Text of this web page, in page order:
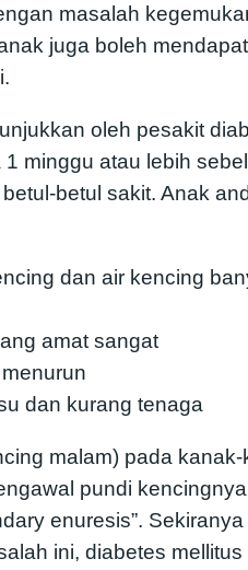
masalah
juga boleh
oleh pesakit
1 minggu atau lebih
betul sakit. Anak
dan air kencing
amat sangat
dan kurang tenaga
malam) pada
pundi
enuresis”.
ini, diabetes